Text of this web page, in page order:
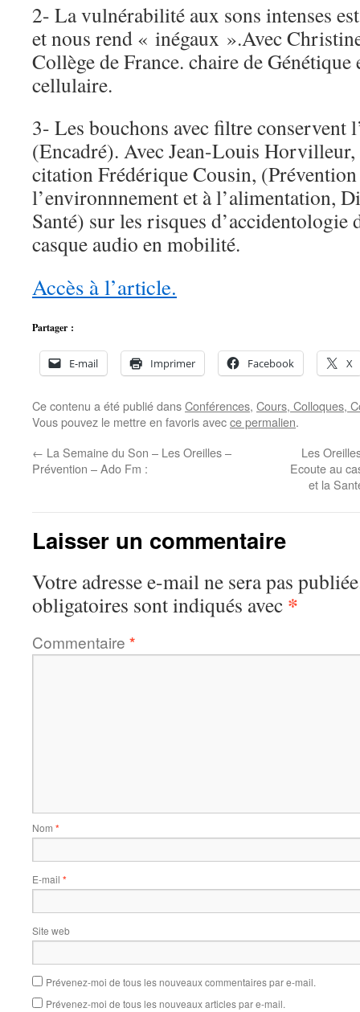
2- La vulnérabilité aux sons intenses
et nous rend « inégaux ».Avec
Collège de France. chaire de
cellulaire.
3- Les bouchons avec filtre conservent
(Encadré). Avec Jean-Louis
citation Frédérique Cousin,
l’environnnement et à l’alimentation,
Santé) sur les risques d’accidentologie
casque audio en mobilité.
Accès à l’article.
Partager :
E-mail Imprimer Facebook X
Ce contenu a été publié dansConférences, Cours, Colloques,
Vous pouvez le mettre en favoris avecce permalien.
← La Semaine du Son – Les Oreilles –
Prévention – Ado Fm :
Les
Ecoute au
et la
Laisser un commentaire
Votre adresse e-mail ne sera pas
obligatoires sont indiqués avec *
Commentaire *
Nom *
E-mail *
Site web
Prévenez-moi de tous les nouveaux commentaires par e-mail.
Prévenez-moi de tous les nouveaux articles par e-mail.